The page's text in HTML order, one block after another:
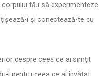
tău să experimenteze
i și conectează-te cu
despre ceea ce ai simțit
i pentru ceea ce ai învățat.